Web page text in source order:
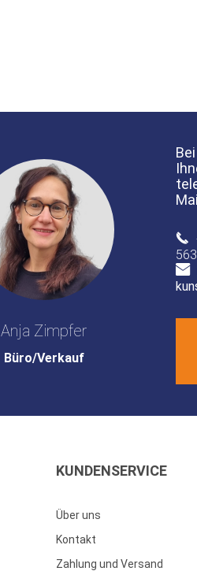
Anja Zimpfer
Büro/Verkauf
KUNDENSERVICE
Über uns
Kontakt
Zahlung und Versand